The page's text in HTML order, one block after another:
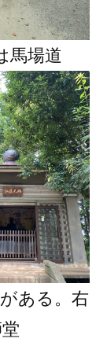
馬場道
ある。右